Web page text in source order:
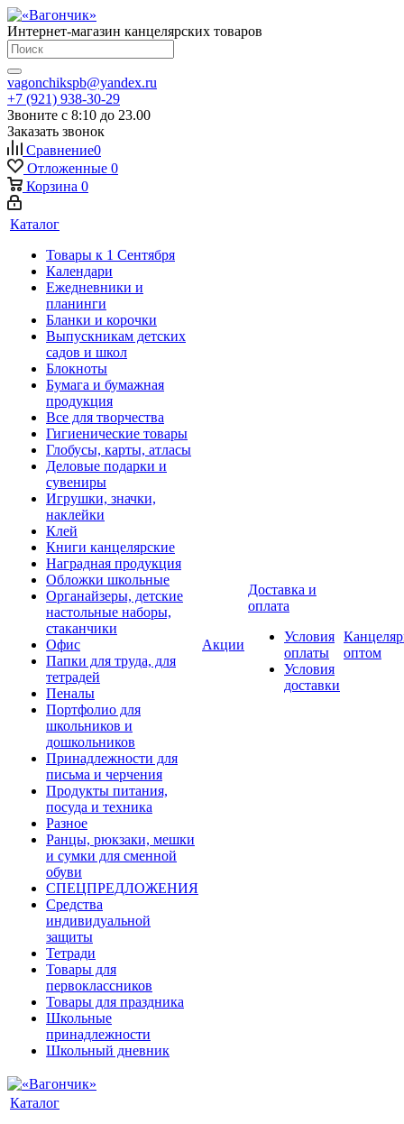
Интернет-магазин канцелярских товаров
vagonchikspb@yandex.ru
+7 (921) 938-30-29
Звоните с 8:10 до 23.00
Заказать звонок
Сравнение0
Отложенные 0
Корзина 0
Каталог
Товары к 1 Сентября
Календари
Ежедневники и
планинги
Бланки и корочки
Выпускникам детских
садов и школ
Блокноты
Бумага и бумажная
продукция
Все для творчества
Гигиенические товары
Глобусы, карты, атласы
Деловые подарки и
сувениры
Игрушки, значки,
наклейки
Клей
Книги канцелярские
Наградная продукция
Обложки школьные
Органайзеры, детские
настольные наборы,
стаканчики
Офис
Папки для труда, для
тетрадей
Пеналы
Портфолио для
школьников и
дошкольников
Принадлежности для
письма и черчения
Продукты питания,
посуда и техника
Разное
Ранцы, рюкзаки, мешки
и сумки для сменной
обуви
СПЕЦПРЕДЛОЖЕНИЯ
Средства
индивидуальной
защиты
Тетради
Товары для
первоклассников
Товары для праздника
Школьные
принадлежности
Школьный дневник
Акции
Доставка и
оплата
Условия
оплаты
Условия
доставки
оптом
Каталог